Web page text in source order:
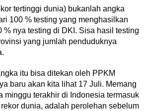
tertinggi dunia) bukanlah angka
100 % testing yang menghasilkan
% nya testing di DKI. Sisa hasil testing
yang jumlah penduduknya
itu bisa ditekan oleh PPKM
baru akan kita lihat 17 Juli. Memang
minggu terakhir di Indonesia termasuk
dunia, adalah perolehan sebelum